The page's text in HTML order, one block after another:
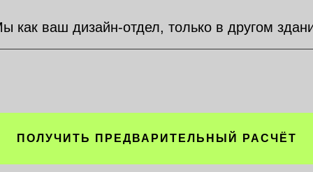
как ваш дизайн-отдел, только в другом
ПОЛУЧИТЬ ПРЕДВАРИТЕЛЬНЫЙ РАСЧЁТ